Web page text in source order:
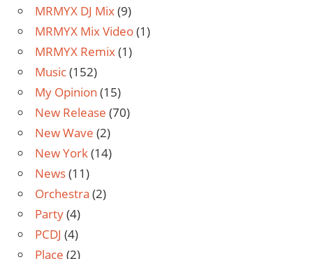
MRMYX DJ Mix(9)
MRMYX Mix Video(1)
MRMYX Remix(1)
Music(152)
My Opinion (15)
New Release (70)
New Wave (2)
New York(14)
News(11)
Orchestra (2)
Party(4)
PCDJ (4)
Place (2)